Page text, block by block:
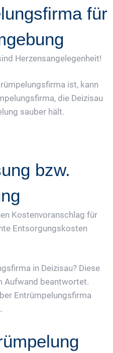
für
Herzensangelegenheit!
ist, kann
die Deizisau
sauber hält.
bzw.
Kostenvoranschlag für
Entsorgungskosten
in Deizisau? Diese
Aufwand beantwortet.
Entrümpelungsfirma